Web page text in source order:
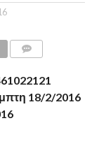
18/2/2016